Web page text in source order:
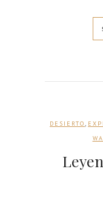
DESIERTO,